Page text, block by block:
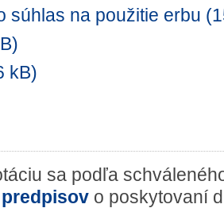
súhlas na použitie erbu
kB)
sa podľa
o poskytovaní